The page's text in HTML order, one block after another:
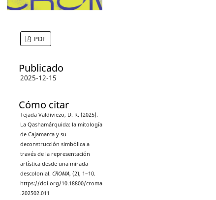
PDF
Publicado
2025-12-15
Cómo citar
Tejada Valdiviezo, D. R. (2025).
La Qashamárquida: la mitología
de Cajamarca y su
deconstrucción simbólica a
través de la representación
artística desde una mirada
descolonial. CROMA, (2), 1–10.
https://doi.org/10.18800/croma
.202502.011